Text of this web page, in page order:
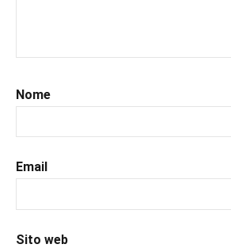
Nome
Email
Sito web